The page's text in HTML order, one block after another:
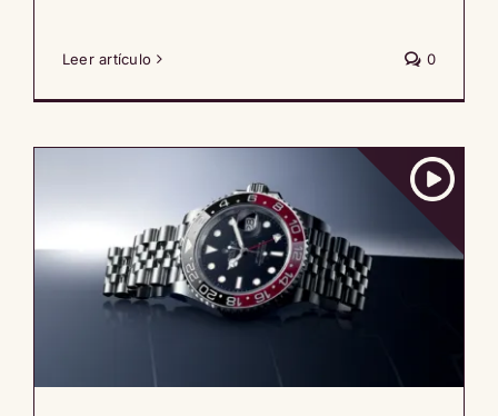
Leer artículo 0